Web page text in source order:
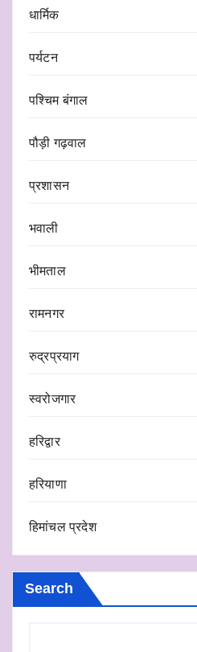
धार्मिक
पर्यटन
पश्चिम बंगाल
पौड़ी गढ़वाल
प्रशासन
भवाली
भीमताल
रामनगर
रुद्रप्रयाग
स्वरोजगार
हरिद्वार
हरियाणा
हिमांचल प्रदेश
Search